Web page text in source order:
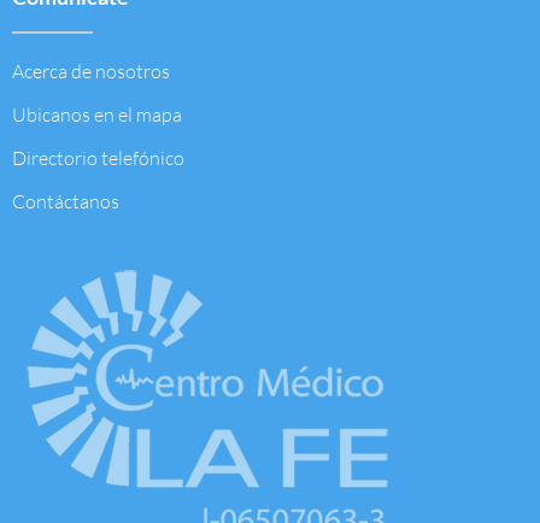
Acerca de nosotros
Ubicanos en el mapa
Directorio telefónico
Contáctanos